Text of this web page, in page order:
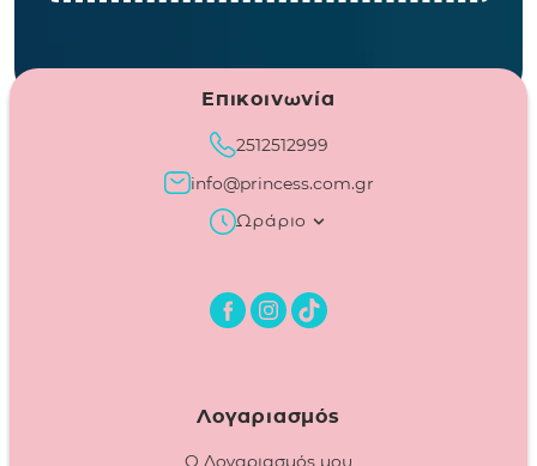
Επικοινωνία
2512512999
info@princess.com.gr
Ωράριο
Λογαριασμός
Ο Λογαριασμός μου